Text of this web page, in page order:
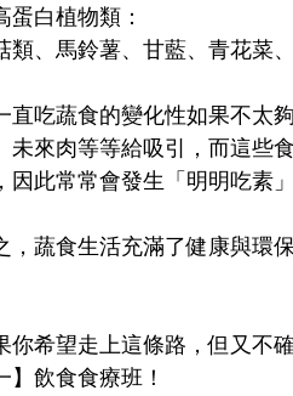
蛋白植物類：
類、馬鈴薯、甘藍、青花菜
直吃蔬食的變化性如果不太
未來肉等等給吸引，而這些
因此常常會發生「明明吃素
，蔬食生活充滿了健康與環
你希望走上這條路，但又不
】飲食食療班！